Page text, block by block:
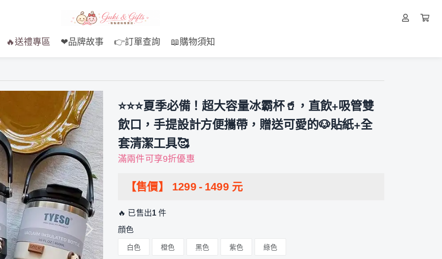
🔥送禮專區 ❤品牌故事 👉訂單查詢 📖購物須知
⭐⭐⭐夏季必備！超大容量冰霸杯🥤，直飲+吸管雙
飲口，手提設計方便攜帶，贈送可愛的🐶貼紙+全
套清潔工具🥰
滿兩件可享9折優惠
【售價】 1299 - 1499元
🔥 已售出1 件
顔色
白色 橙色 黑色 紫色 綠色